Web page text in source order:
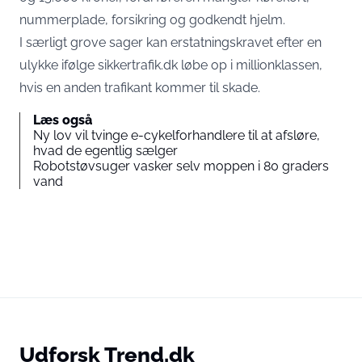
nummerplade, forsikring og godkendt hjelm.
I særligt grove sager kan erstatningskravet efter en
ulykke ifølge sikkertrafik.dk løbe op i millionklassen,
hvis en anden trafikant kommer til skade.
Læs også
Ny lov vil tvinge e-cykelforhandlere til at afsløre,
hvad de egentlig sælger
Robotstøvsuger vasker selv moppen i 80 graders
vand
Udforsk Trend.dk